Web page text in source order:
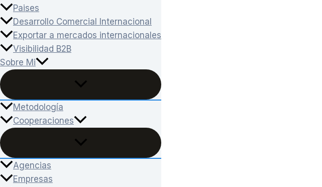
Paises
Desarrollo Comercial Internacional
Exportar a mercados internacionales
Visibilidad B2B
Sobre Mi
Metodología
Cooperaciones
Agencias
Empresas